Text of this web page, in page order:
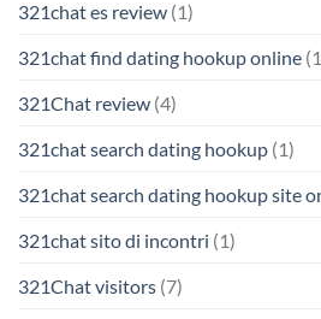
321chat es review (1)
321chat find dating hookup online
321Chat review (4)
321chat search dating hookup (1)
321chat search dating hookup site
321chat sito di incontri (1)
321Chat visitors (7)